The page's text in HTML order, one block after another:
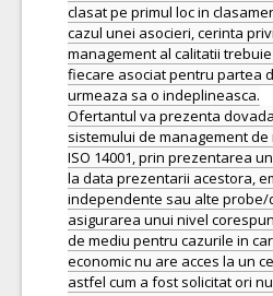
clasat pe primul loc in
cazul unei asocieri, cerinta
management al calitatii
fiecare asociat pentru partea
urmeaza sa o indeplineasca.
Ofertantul va prezenta
sistemului de management de
ISO 14001, prin prezentarea
la data prezentarii acestora,
independente sau alte probe/
asigurarea unui nivel
de mediu pentru cazurile in
economic nu are acces la un
astfel cum a fost solicitat ori